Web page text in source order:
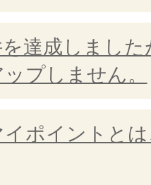
達成しまし
プしません。
ポイントと